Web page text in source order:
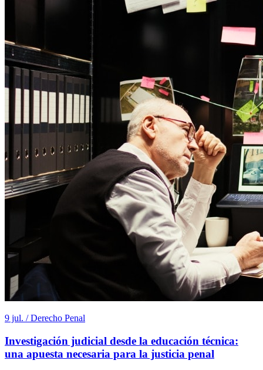
9 jul. / Derecho Penal
Investigación judicial desde la educación técnica:
una apuesta necesaria para la justicia penal